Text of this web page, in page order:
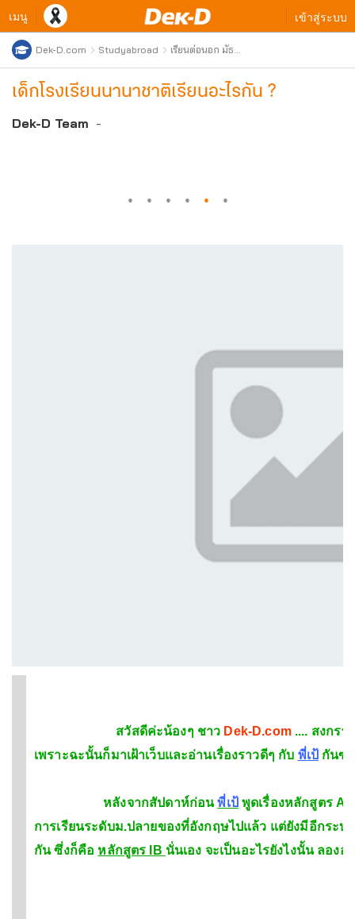
เมนู เข้าสู่ระบบ
Dek-D.com Studyabroad
เรียนต่อนอก มัธยม
เด็กโรงเรียนนานาชาติเรียนอะไรกัน ?
Dek-D Team -
· · · · · ·
สวัสดีค่ะน้องๆ ชาว Dek-D.com .... สงกร
เพราะฉะนั้นก็มาเฝ้าเว็บและอ่านเรื่องราวดีๆ กับ พี่เป้ กันซ
หลังจากสัปดาห์ก่อนพี่เป้ พูดเรื่องหลักสูตร
การเรียนระดับม.ปลายของที่อังกฤษไปแล้ว แต่ยังมีอีกระ
กัน ซึ่งก็คือ หลักสูตร IB นั่นเอง จะเป็นอะไรยังไงนั้น ลองอ่